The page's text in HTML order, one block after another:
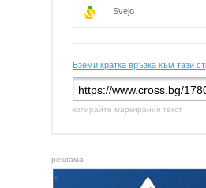
Svejo
Вземи кратка връзка към тази
копирайте маркирания текст
реклама